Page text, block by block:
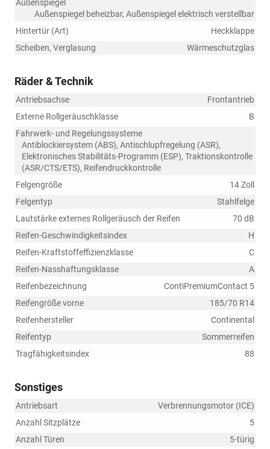
Außenspiegel
Außenspiegel beheizbar, Außenspiegel elektrisch verstellbar
Hintertür (Art)
Heckklappe
Scheiben, Verglasung
Wärmeschutzglas
Räder & Technik
Antriebsachse
Frontantrieb
Externe Rollgeräuschklasse
B
Fahrwerk- und Regelungssysteme
Antiblockiersystem (ABS), Antischlupfregelung (ASR),
Elektronisches Stabilitäts-Programm (ESP), Traktionskontrolle
(ASR/CTS/ETS), Reifendruckkontrolle
Felgengröße
14 Zoll
Felgentyp
Stahlfelge
Lautstärke externes Rollgeräusch der Reifen
70 dB
Reifen-Geschwindigkeitsindex
H
Reifen-Kraftstoffeffizienzklasse
C
Reifen-Nasshaftungsklasse
A
Reifenbezeichnung
ContiPremiumContact 5
Reifengröße vorne
185/70 R14
Reifenhersteller
Continental
Reifentyp
Sommerreifen
Tragfähigkeitsindex
88
Sonstiges
Antriebsart
Verbrennungsmotor (ICE)
Anzahl Sitzplätze
5
Anzahl Türen
5-türig